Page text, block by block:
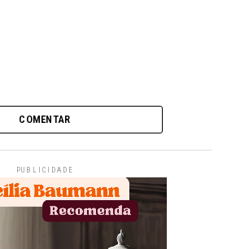
COMENTAR
PUBLICIDADE